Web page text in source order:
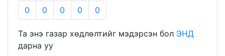
0
0 0 0 0
Та энэ газар хөдлөлтийг мэдэрсэн бол ЭНД
дарна уу